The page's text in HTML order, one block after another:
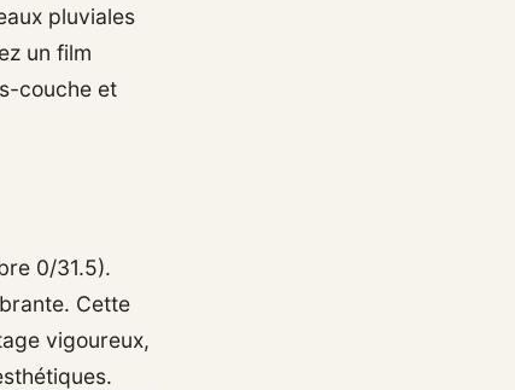
pluviales
un film
couche et
0/31.5).
Cette
vigoureux,